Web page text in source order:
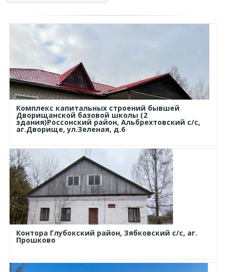
Комплекс капитальных строений бывшей
Дворищанской базовой школы (2
здания)Россонский район, Альбрехтовский с/с,
аг.Дворище, ул.Зеленая, д.6
Контора Глубокский район, Зябковский с/с, аг.
Прошково